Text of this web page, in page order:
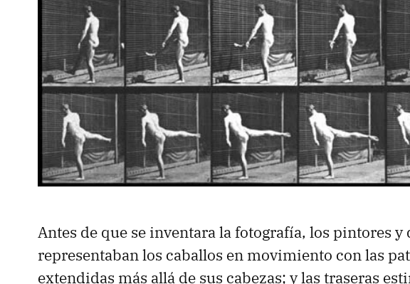
Antes de que se inventara la fotografía, los pintores y
representaban los caballos en movimiento con las
extendidas más allá de sus cabezas; y las traseras